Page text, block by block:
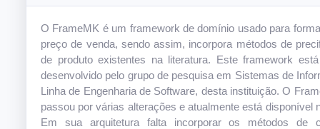
O FrameMK é um framework de domínio usado para
preço de venda, sendo assim, incorpora métodos de
de produto existentes na literatura. Este framework
desenvolvido pelo grupo de pesquisa em Sistemas de
Linha de Engenharia de Software, desta instituição. O
passou por várias alterações e atualmente está disponível
Em sua arquitetura falta incorporar os métodos de